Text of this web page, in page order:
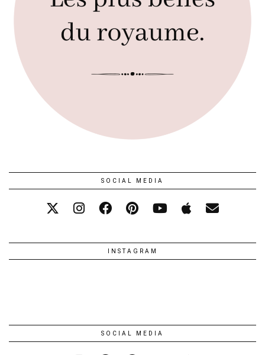
SOCIAL MEDIA
INSTAGRAM
SOCIAL MEDIA